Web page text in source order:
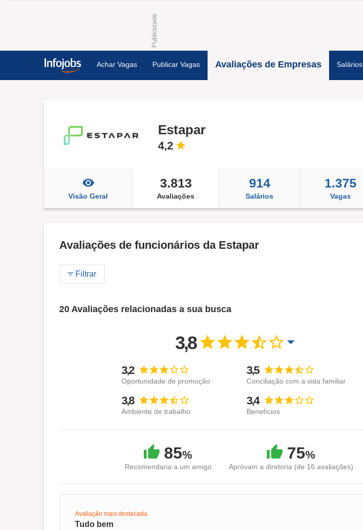
Achar Vagas Publicar Vagas Avaliações de Empresas Salários
Estapar
4,2
Visão Geral
3.813
Avaliações
914
Salários
1.375
Vagas
Avaliações de funcionários da Estapar
Filtrar
20 Avaliações relacionadas a sua busca
3,8
3,2
Oportunidade de promoção
3,5
Conciliação com a vida familiar
3,8
Ambiente de trabalho
3,4
Benefícios
85%
Recomendaria a um amigo
75%
Aprovam a diretoria (de 16 avaliações)
Avaliação mais destacada
Tudo bem